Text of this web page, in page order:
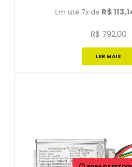
Em até 7x de R$
R$ 792,00
LER MAIS